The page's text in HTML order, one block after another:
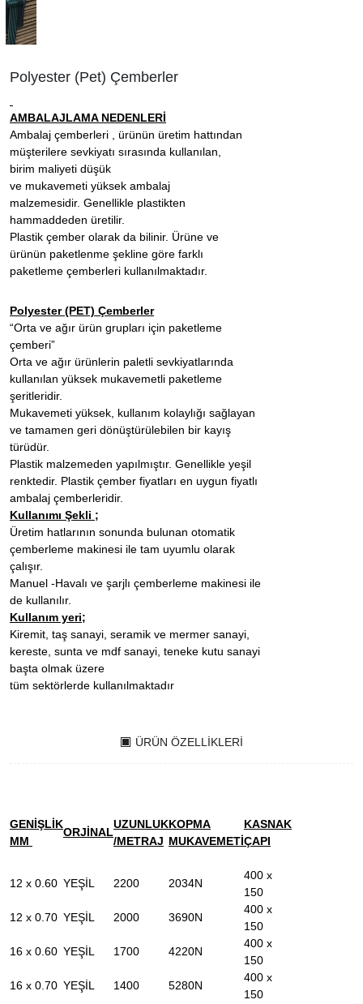
Polyester (Pet) Çemberler
AMBALAJLAMA NEDENLERİ
Ambalaj çemberleri , ürünün üretim hattından
müşterilere sevkiyatı sırasında kullanılan,
birim maliyeti düşük
ve mukavemeti yüksek ambalaj
malzemesidir. Genellikle plastikten
hammaddeden üretilir.
Plastik çember olarak da bilinir. Ürüne ve
ürünün paketlenme şekline göre farklı
paketleme çemberleri kullanılmaktadır.
Polyester (PET) Çemberler
“Orta ve ağır ürün grupları için paketleme
çemberi”
Orta ve ağır ürünlerin paletli sevkiyatlarında
kullanılan yüksek mukavemetli paketleme
şeritleridir.
Mukavemeti yüksek, kullanım kolaylığı sağlayan
ve tamamen geri dönüştürülebilen bir kayış
türüdür.
Plastik malzemeden yapılmıştır. Genellikle yeşil
renktedir. Plastik çember fiyatları en uygun fiyatlı
ambalaj çemberleridir.
Kullanımı Şekli ;
Üretim hatlarının sonunda bulunan otomatik
çemberleme makinesi ile tam uyumlu olarak
çalışır.
Manuel -Havalı ve şarjlı çemberleme makinesi ile
de kullanılır.
Kullanım yeri;
Kiremit, taş sanayi, seramik ve mermer sanayi,
kereste, sunta ve mdf sanayi, teneke kutu sanayi
başta olmak üzere
tüm sektörlerde kullanılmaktadır
ÜRÜN ÖZELLIKLERI
GENİŞLİK
MM
ORJİNAL
UZUNLUK
/METRAJ
KOPMA
MUKAVEMETİ
KASNAK
ÇAPI
12 x 0.60 YEŞİL 2200 2034N
400 x
150
12 x 0.70 YEŞİL 2000 3690N
400 x
150
16 x 0.60 YEŞİL 1700 4220N
400 x
150
16 x 0.70 YEŞİL 1400 5280N
400 x
150